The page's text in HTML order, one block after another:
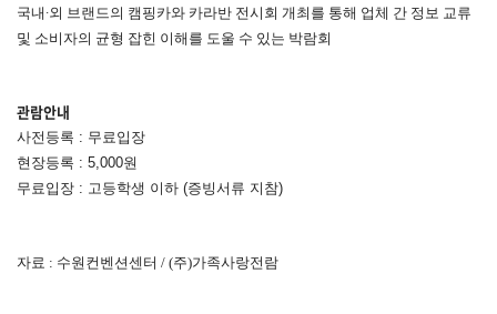
국내∙외 브랜드의 캠핑카와 카라반 전시회 개최를 통해 업체 간 정보 교류
및 소비자의 균형 잡힌 이해를 도울 수 있는 박람회
관람안내
사전등록 : 무료입장
현장등록 : 5,000원
무료입장 : 고등학생 이하 (증빙서류 지참)
자료 : 수원컨벤션센터 / (주)가족사랑전람